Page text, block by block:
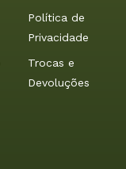
Política de
Privacidade
Trocas e
Devoluções